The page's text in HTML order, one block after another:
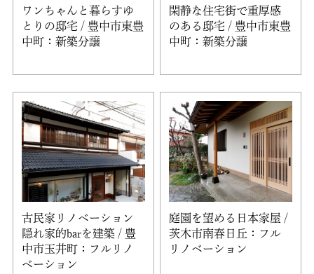
ワンちゃんと暮らすゆ
とりの邸宅 / 豊中市東豊
中町：新築分譲
閑静な住宅街で重厚感
のある邸宅 / 豊中市東豊
中町：新築分譲
古民家リノベーション
隠れ家的barを建築 / 豊
中市玉井町：フルリノ
ベーション
庭園を望める日本家屋 /
茨木市南春日丘：フル
リノベーション